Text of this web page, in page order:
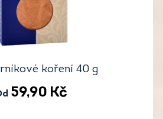
koření 40 g
59,90 Kč